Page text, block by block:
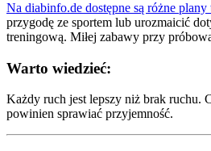
Na diabinfo.de dostępne są różne
przygodę ze sportem lub urozmaicić
treningową. Miłej zabawy przy
Warto wiedzieć:
Każdy ruch jest lepszy niż brak ruchu.
powinien sprawiać przyjemność.